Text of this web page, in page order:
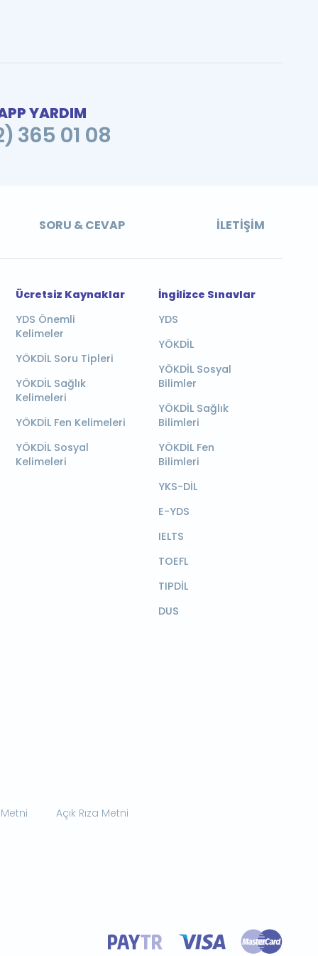
YARDIM
365 01 08
SORU & CEVAP İLETIŞIM
Ücretsiz Kaynaklar
YDS Önemli
Kelimeler
YÖKDİL Soru Tipleri
YÖKDİL Sağlık
Kelimeleri
YÖKDİL Fen Kelimeleri
YÖKDİL Sosyal
Kelimeleri
İngilizce Sınavlar
YDS
YÖKDİL
YÖKDİL Sosyal
Bilimler
YÖKDİL Sağlık
Bilimleri
YÖKDİL Fen
Bilimleri
YKS-DİL
E-YDS
IELTS
TOEFL
TIPDİL
DUS
Açık Rıza Metni